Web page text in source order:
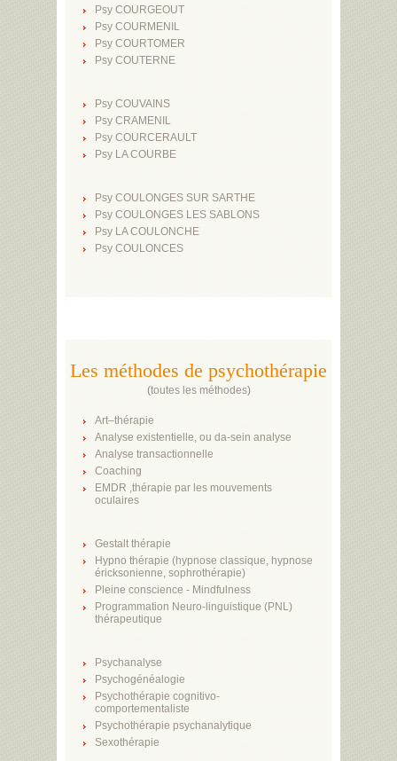
Psy COURGEOUT
Psy COURMENIL
Psy COURTOMER
Psy COUTERNE
Psy COUVAINS
Psy CRAMENIL
Psy COURCERAULT
Psy LA COURBE
Psy COULONGES SUR SARTHE
Psy COULONGES LES SABLONS
Psy LA COULONCHE
Psy COULONCES
Les méthodes de psychothérapie
(toutes les méthodes)
Art–thérapie
Analyse existentielle, ou da-sein analyse
Analyse transactionnelle
Coaching
EMDR ,thérapie par les mouvements
oculaires
Gestalt thérapie
Hypno thérapie (hypnose classique, hypnose
éricksonienne, sophrothérapie)
Pleine conscience - Mindfulness
Programmation Neuro-linguistique (PNL)
thérapeutique
Psychanalyse
Psychogénéalogie
Psychothérapie cognitivo-
comportementaliste
Psychothérapie psychanalytique
Sexothérapie